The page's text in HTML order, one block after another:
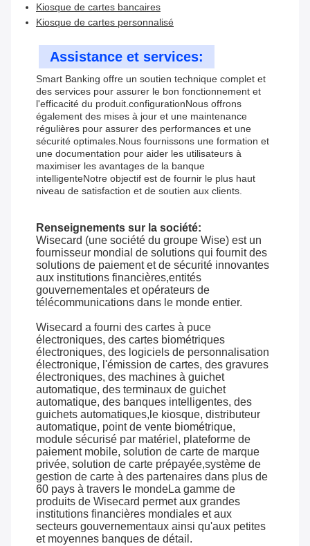
Kiosque de cartes bancaires
Kiosque de cartes personnalisé
Assistance et services:
Smart Banking offre un soutien technique complet et
des services pour assurer le bon fonctionnement et
l'efficacité du produit.configurationNous offrons
également des mises à jour et une maintenance
régulières pour assurer des performances et une
sécurité optimales.Nous fournissons une formation et
une documentation pour aider les utilisateurs à
maximiser les avantages de la banque
intelligenteNotre objectif est de fournir le plus haut
niveau de satisfaction et de soutien aux clients.
Renseignements sur la société:
Wisecard (une société du groupe Wise) est un
fournisseur mondial de solutions qui fournit des
solutions de paiement et de sécurité innovantes
aux institutions financières,entités
gouvernementales et opérateurs de
télécommunications dans le monde entier.
Wisecard a fourni des cartes à puce
électroniques, des cartes biométriques
électroniques, des logiciels de personnalisation
électronique, l'émission de cartes, des gravures
électroniques, des machines à guichet
automatique, des terminaux de guichet
automatique, des banques intelligentes, des
guichets automatiques,le kiosque, distributeur
automatique, point de vente biométrique,
module sécurisé par matériel, plateforme de
paiement mobile, solution de carte de marque
privée, solution de carte prépayée,système de
gestion de carte à des partenaires dans plus de
60 pays à travers le mondeLa gamme de
produits de Wisecard permet aux grandes
institutions financières mondiales et aux
secteurs gouvernementaux ainsi qu'aux petites
et moyennes banques de détail.